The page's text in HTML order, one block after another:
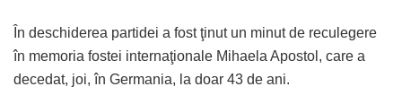
În deschiderea partidei a fost ţinut un minut de reculegere
în memoria fostei internaţionale Mihaela Apostol, care a
decedat, joi, în Germania, la doar 43 de ani.